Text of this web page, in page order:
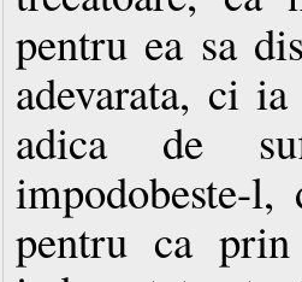
pentru ea sa
adevarata, ci
adica de
impodobeste-
pentru ca